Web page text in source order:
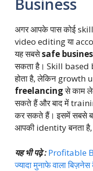
Business
अगर आपके पास कोई
video editing या
यह सबसेsafe
सकता है। Skill
होता है, लेकिन
freelancingसे काम
सकते हैं और बाद में
कर सकते हैं। इसमें सबसे
आपकी identity बनता है,
यह भी पढ़े : Profitable
ज्यादा मुनाफे वाला